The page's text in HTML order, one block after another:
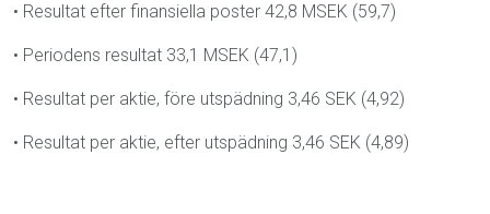
• Resultat efter finansiella poster 42,8 MSEK (59,7)
• Periodens resultat 33,1 MSEK (47,1)
• Resultat per aktie, före utspädning 3,46 SEK (4,92)
• Resultat per aktie, efter utspädning 3,46 SEK (4,89)